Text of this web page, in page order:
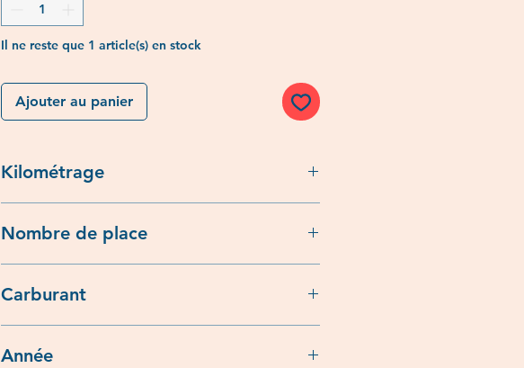
Il ne reste que 1 article(s) en stock
Ajouter au panier
Kilométrage
Nombre de place
Carburant
Année